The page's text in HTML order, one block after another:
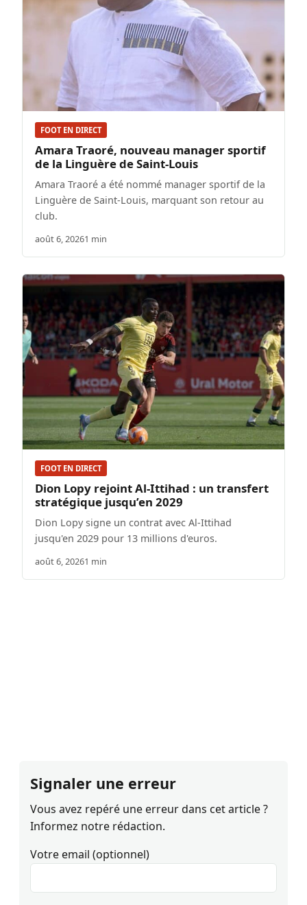
FOOT EN DIRECT
Amara Traoré, nouveau manager sportif
de la Linguère de Saint-Louis
Amara Traoré a été nommé manager sportif de la
Linguère de Saint-Louis, marquant son retour au
club.
août 6, 20261 min
FOOT EN DIRECT
Dion Lopy rejoint Al-Ittihad : un transfert
stratégique jusqu’en 2029
Dion Lopy signe un contrat avec Al-Ittihad
jusqu'en 2029 pour 13 millions d'euros.
août 6, 20261 min
Signaler une erreur
Vous avez repéré une erreur dans cet article ?
Informez notre rédaction.
Votre email (optionnel)